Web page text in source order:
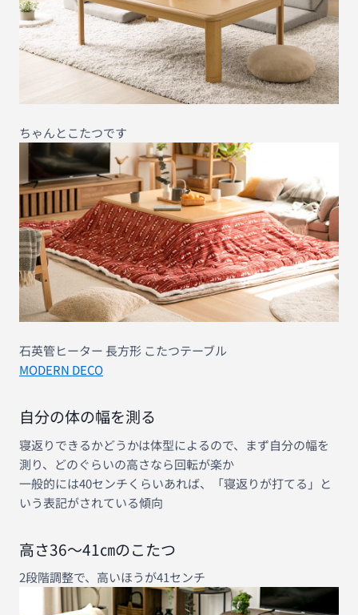
ちゃんとこたつです
石英管ヒーター 長方形 こたつテーブル
MODERN DECO
自分の体の幅を測る
寝返りできるかどうかは体型によるので、まず自分の幅を
測り、どのぐらいの高さなら回転が楽か
一般的には40センチくらいあれば、「寝返りが打てる」と
いう表記がされている傾向
高さ36〜41㎝のこたつ
2段階調整で、高いほうが41センチ